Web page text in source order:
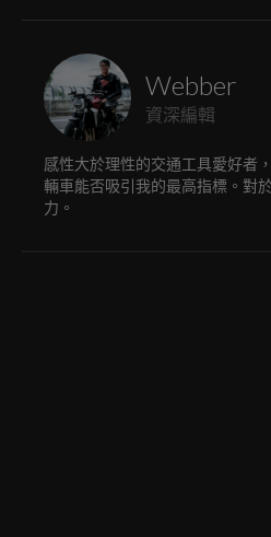
Webber
資深編輯
感性大於理性的交通工具愛好者
輛車能否吸引我的最高指標。對
力。